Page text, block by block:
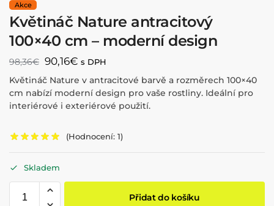
Květináč Nature antracitový
100×40 cm – moderní design
98,36€ 90,16€ s DPH
Květináč Nature v antracitové barvě a rozměrech 100×40
cm nabízí moderní design pro vaše rostliny. Ideální pro
interiérové i exteriérové použití.
(Hodnocení:1)
Skladem
Přidat do košíku